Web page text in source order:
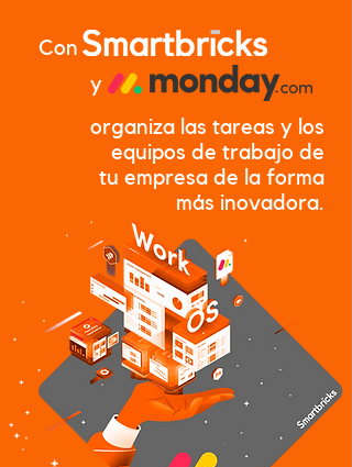
Con
y
organiza las tareas y los
equipos de trabajo de
tu empresa de la forma
más inovadora.